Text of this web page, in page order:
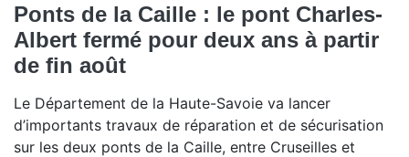
Ponts de la Caille : le pont Charles-
Albert fermé pour deux ans à partir
de fin août
Le Département de la Haute-Savoie va lancer
d’importants travaux de réparation et de sécurisation
sur les deux ponts de la Caille, entre Cruseilles et